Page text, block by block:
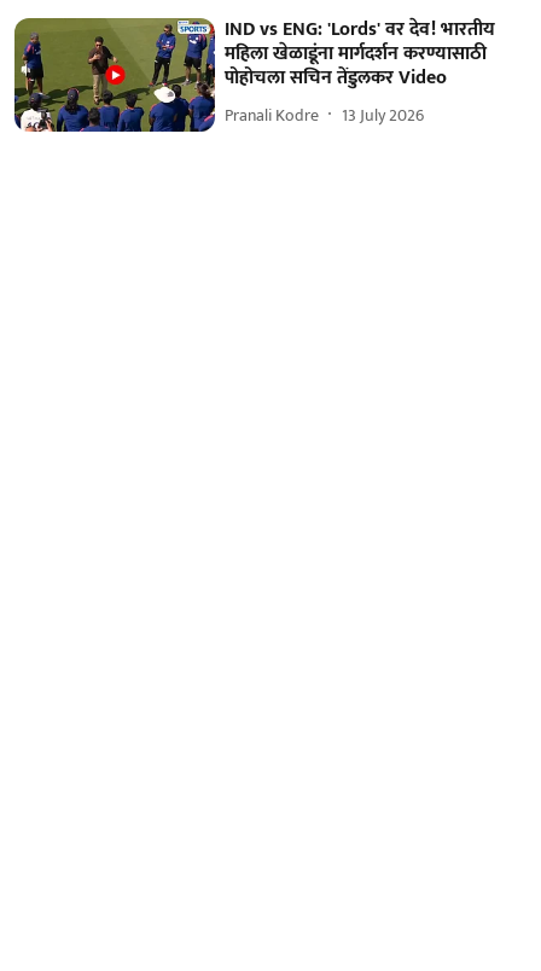
IND vs ENG: 'Lords' वर देव! भारतीय
महिला खेळाडूंना मार्गदर्शन करण्यासाठी
पोहोचला सचिन तेंडुलकर Video
Pranali Kodre 13 July 2026